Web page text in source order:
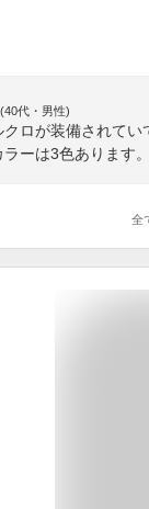
代・男性)
クロが装備されて
ラーは3色あります
全